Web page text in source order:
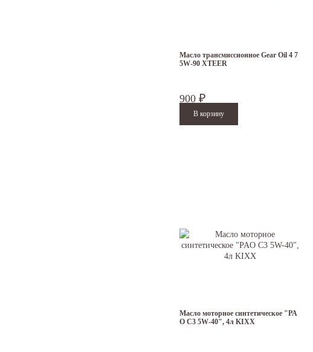
Масло трансмиссионное Gear Oil 4 7
5W-90 XTEER
900 ₽
Масло моторное синтетическое "PA
O C3 5W-40", 4л KIXX